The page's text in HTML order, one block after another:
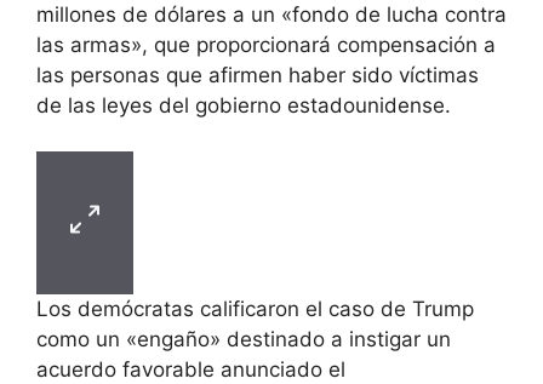
millones de dólares a un «fondo de lucha contra
las armas», que proporcionará compensación a
las personas que afirmen haber sido víctimas
de las leyes del gobierno estadounidense.
Los demócratas calificaron el caso de Trump
como un «engaño» destinado a instigar un
acuerdo favorable anunciado el